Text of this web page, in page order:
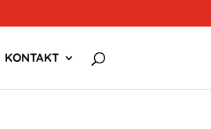
KONTAKT